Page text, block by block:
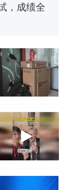
更省电？
教育局：
查组全面
糕”上热
的女孩，